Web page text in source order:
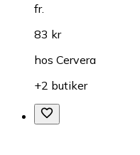
fr.
83 kr
hos Cervera
+2 butiker